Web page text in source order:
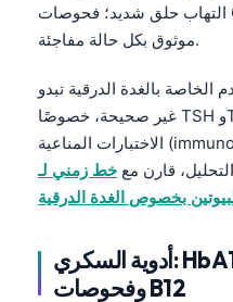
التهاب حلق شديد؛ فحوصات CBC الروتينية لا تتنبأ بشكل
موثوق بكل حالة مفاجئة.
الخاصة بالغدة الدرقية تبدو
غير صحيحة، خصوصًا TSH وT4 الحر المعتمدين على
الاختبارات المناعية (immunoassay). بالنسبة للخطوط
قارن مع خط زمني لـ TSH مع
بخصوص الغدة الدرقية
أدوية السكري: HbA1c ووظائف الكلى
وفحوصات B12